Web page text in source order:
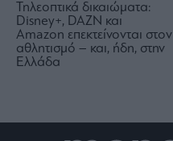
Τηλεοπτικά δικαιώματα:
Disney+, DAZN και
Amazon επεκτείνονται στον
αθλητισμό – και, ήδη, στην
Ελλάδα